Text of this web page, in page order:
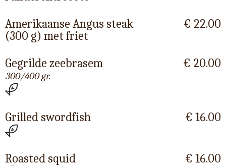
Amerikaanse Angus steak
(300 g) met friet
€ 22.00
Gegrilde zeebrasem
300/400 gr.
€ 20.00
Grilled swordfish € 16.00
Roasted squid € 16.00